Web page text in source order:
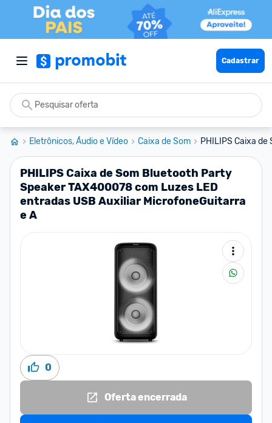
Cadastrar
Eletrônicos, Áudio e Vídeo Caixa de Som PHILIPS Caixa
PHILIPS Caixa de Som Bluetooth Party
Speaker TAX400078 com Luzes LED
entradas USB Auxiliar MicrofoneGuitarra
e A
0
Oferta encerrada